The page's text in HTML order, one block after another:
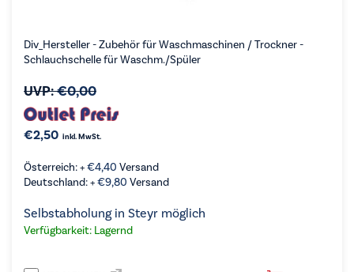
Div_Hersteller - Zubehör für Waschmaschinen / Trockner -
Schlauchschelle für Waschm./Spüler
UVP:€0,00
€2,50 inkl. MwSt.
Österreich: +€4,40 Versand
Deutschland: +€9,80 Versand
Selbstabholung in Steyr möglich
Verfügbarkeit: Lagernd